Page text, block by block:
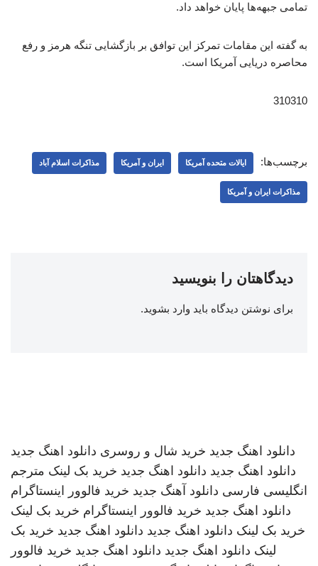
تمامی جبهه‌ها پایان خواهد داد.
به گفته این مقامات تمرکز این توافق بر بازگشایی تنگه هرمز و رفع
محاصره دریایی آمریکا است.
310310
برچسب‌ها: ایالات متحده آمریکا ایران و آمریکا مذاکرات اسلام آباد
مذاکرات ایران و آمریکا
دیدگاهتان را بنویسید
برای نوشتن دیدگاه باید وارد بشوید.
دانلود اهنگ جدید خرید شال و روسری دانلود اهنگ جدید
دانلود اهنگ جدید دانلود اهنگ جدید خرید بک لینک مترجم
انگلیسی فارسی دانلود آهنگ جدید خرید فالوور اینستاگرام
دانلود اهنگ جدید خرید فالوور اینستاگرام خرید بک لینک
خرید بک لینک دانلود اهنگ جدید دانلود اهنگ جدید خرید بک
لینک دانلود اهنگ جدید دانلود اهنگ جدید خرید فالوور